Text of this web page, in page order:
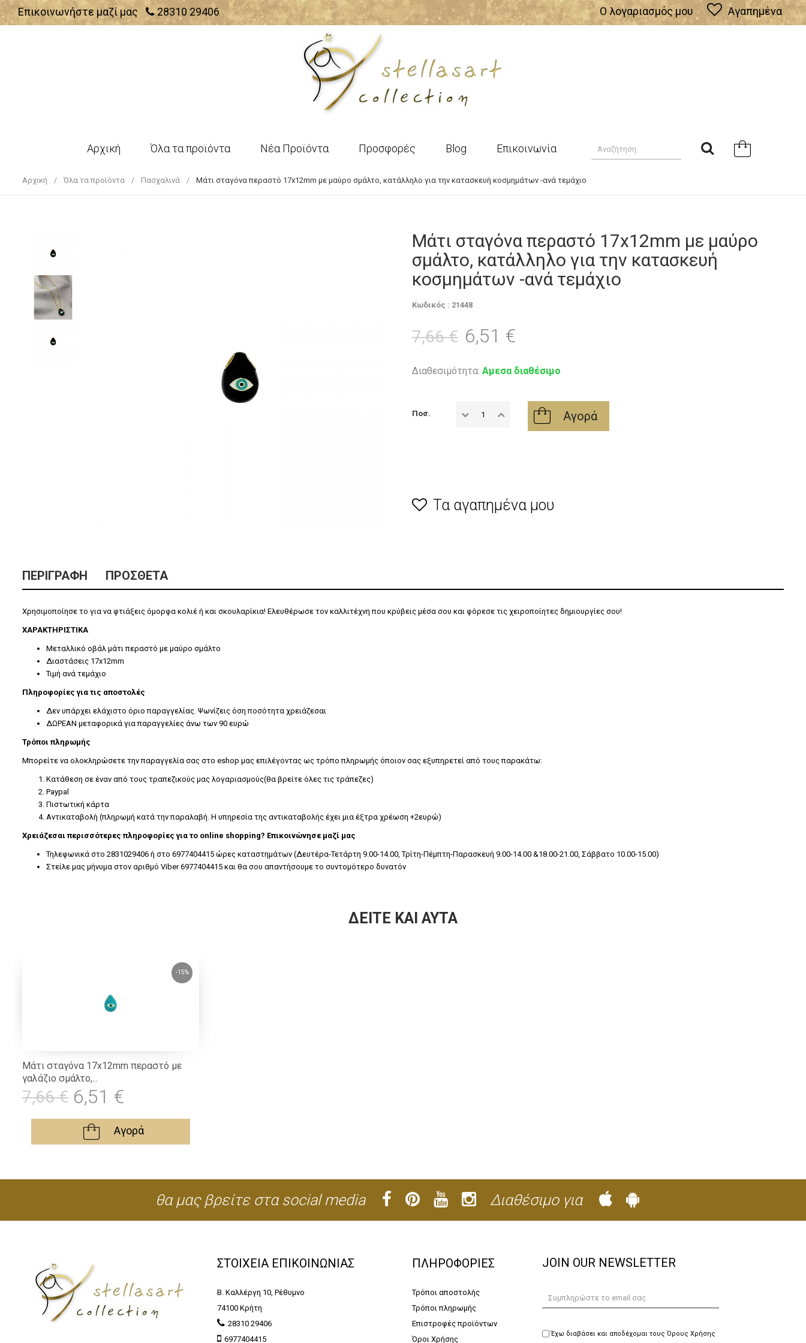
Επικοινωνήστε μαζί μας 28310 29406 Ο λογαριασμός μου Αγαπημένα
Αρχική Όλα τα προϊόντα Νέα Προϊόντα Προσφορές Blog Επικοινωνία
Αρχική Όλα τα προϊόντα Πασχαλινά Μάτι σταγόνα περαστό 17x12mm με μαύρο σμάλτο, κατάλληλο για την κατασκευή κοσμημάτων -ανά τεμάχιο
Μάτι σταγόνα περαστό 17x12mm με μαύρο
σμάλτο, κατάλληλο για την κατασκευή
κοσμημάτων -ανά τεμάχιο
Κωδικός : 21448
7,66 € 6,51 €
Διαθεσιμότητα: Αμεσα διαθέσιμο
Ποσ. Αγορά
Τα αγαπημένα μου
ΠΕΡΙΓΡΑΦΉ ΠΡΌΣΘΕΤΑ
Χρησιμοποίησε το για να φτιάξεις όμορφα κολιέ ή και σκουλαρίκια! Ελευθέρωσε τον καλλιτέχνη που κρύβεις μέσα σου και φόρεσε τις χειροποίητες δημιουργίες σου!
ΧΑΡΑΚΤΗΡΙΣΤΙΚΑ
Μεταλλικό οβάλ μάτι περαστό με μαύρο σμάλτο
Διαστάσεις 17x12mm
Τιμή ανά τεμάχιο
Πληροφορίες για τις αποστολές
Δεν υπάρχει ελάχιστο όριο παραγγελίας. Ψωνίζεις όση ποσότητα χρειάζεσαι
ΔΩΡΕΑΝ μεταφορικά για παραγγελίες άνω των 90 ευρώ
Τρόποι πληρωμής
Μπορείτε να ολοκληρώσετε την παραγγελία σας στο eshop μας επιλέγοντας ως τρόπο πληρωμής όποιον σας εξυπηρετεί από τους παρακάτω:
Κατάθεση σε έναν από τους τραπεζικούς μας λογαριασμούς(θα βρείτε όλες τις τράπεζες)
Paypal
Πιστωτική κάρτα
Αντικαταβολή (πληρωμή κατά την παραλαβή. Η υπηρεσία της αντικαταβολής έχει μια έξτρα χρέωση +2ευρώ)
Χρειάζεσαι περισσότερες πληροφορίες για το online shopping? Επικοινώνησε μαζί μας
Τηλεφωνικά στο 2831029406 ή στο 6977404415 ώρες καταστημάτων (Δευτέρα-Τετάρτη 9.00-14.00, Τρίτη-Πέμπτη-Παρασκευή 9.00-14.00 &18.00-21.00, Σάββατο 10.00-15.00)
Στείλε μας μήνυμα στον αριθμό Viber 6977404415 και θα σου απαντήσουμε το συντομότερο δυνατόν
ΔΕΊΤΕ ΚΑΙ ΑΥΤΆ
-15%
Μάτι σταγόνα 17x12mm περαστό με
γαλάζιο σμάλτο,...
7,66 € 6,51 €
Αγορά
θα μας βρείτε στα social media Διαθέσιμο για
ΣΤΟΙΧΕΙΑ ΕΠΙΚΟΙΝΩΝΙΑΣ
Β. Καλλέργη 10, Ρέθυμνο
74100 Κρήτη
28310 29406
6977404415
ΠΛΗΡΟΦΟΡΙΕΣ
Τρόποι αποστολής
Τρόποι πληρωμής
Επιστροφές προϊόντων
Όροι Χρήσης
JOIN OUR NEWSLETTER
Έχω διαβάσει και αποδέχομαι τους Όρους Χρήσης